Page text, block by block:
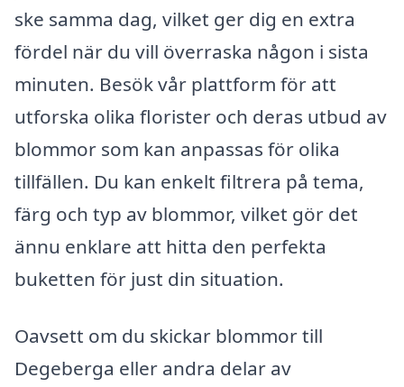
ske samma dag, vilket ger dig en extra
fördel när du vill överraska någon i sista
minuten. Besök vår plattform för att
utforska olika florister och deras utbud av
blommor som kan anpassas för olika
tillfällen. Du kan enkelt filtrera på tema,
färg och typ av blommor, vilket gör det
ännu enklare att hitta den perfekta
buketten för just din situation.
Oavsett om du skickar blommor till
Degeberga eller andra delar av